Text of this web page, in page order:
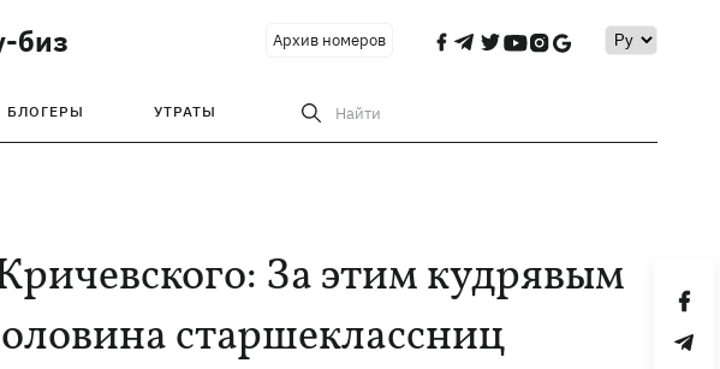
биз Архив номеров
БЛОГЕРЫ УТРАТЫ Найти
За этим кудрявым
старшеклассниц